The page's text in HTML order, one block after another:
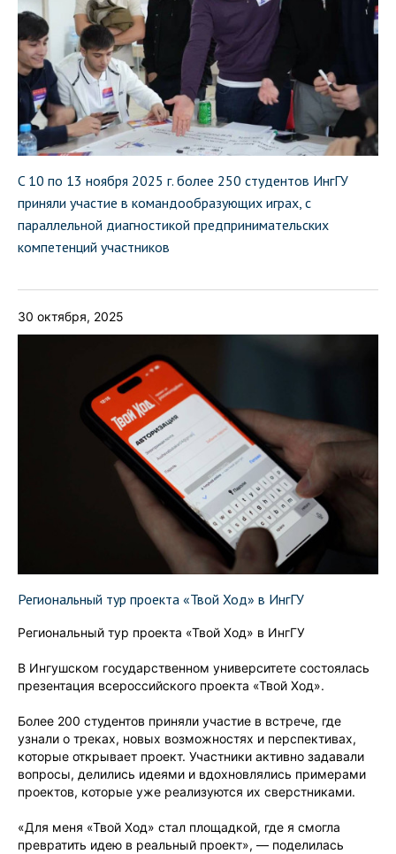
C 10 по 13 ноября 2025 г. более 250 студентов ИнгГУ
приняли участие в командообразующих играх, с
параллельной диагностикой предпринимательских
компетенций участников
30 октября, 2025
Региональный тур проекта «Твой Ход» в ИнгГУ
Региональный тур проекта «Твой Ход» в ИнгГУ
В Ингушском государственном университете состоялась
презентация всероссийского проекта «Твой Ход».
Более 200 студентов приняли участие в встрече, где
узнали о треках, новых возможностях и перспективах,
которые открывает проект. Участники активно задавали
вопросы, делились идеями и вдохновлялись примерами
проектов, которые уже реализуются их сверстниками.
«Для меня «Твой Ход» стал площадкой, где я смогла
превратить идею в реальный проект», — поделилась